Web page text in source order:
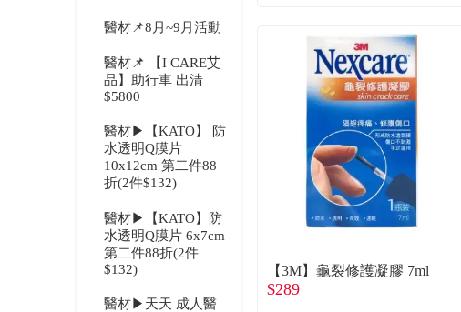
醫材📌8月~9月活動
醫材📌 【I CARE艾
品】助行車 出清
$5800
醫材▶【KATO】 防
水透明Q膜片
10x12cm 第二件88
折(2件$132)
醫材▶【KATO】防
水透明Q膜片 6x7cm
第二件88折(2件
$132)
醫材▶天天 成人醫
【3M】龜裂修護凝膠 7ml
$289